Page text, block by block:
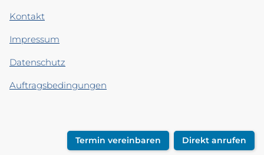
Kontakt
Impressum
Datenschutz
Auftragsbedingungen
Termin vereinbaren Direkt anrufen